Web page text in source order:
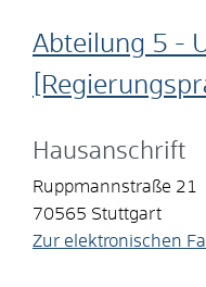
Abteilung 5 -
Hausanschrift
Ruppmannstraße 21
70565 Stuttgart
Zur elektronischen